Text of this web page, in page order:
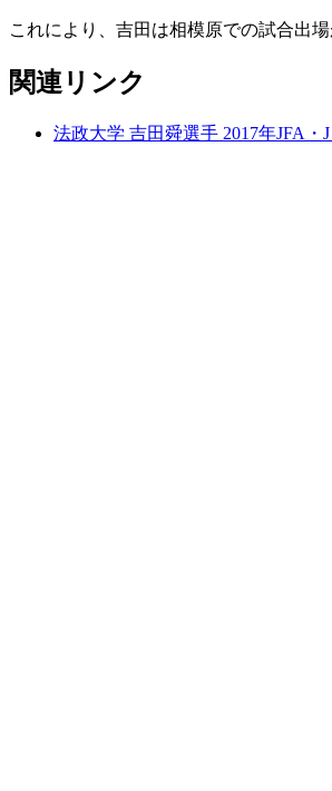
これにより、吉田は相模原での試合出場
関連リンク
法政大学 吉田舜選手 2017年JFA